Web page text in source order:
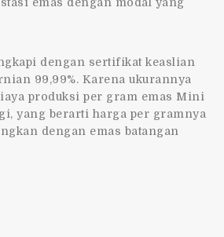
dengan sertifikat keaslian
99,99%. Karena ukurannya
produksi per gram emas Mini
yang berarti harga per gramnya
dengan emas batangan